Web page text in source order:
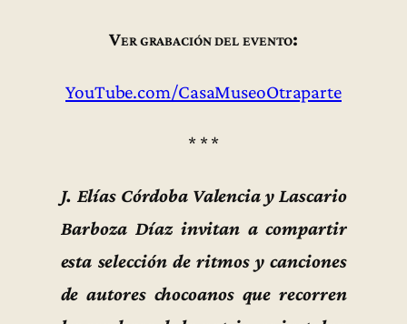
Ver grabación del evento:
YouTube.com/CasaMuseoOtraparte
* * *
J. Elías Córdoba Valencia y Lascario
Barboza Díaz invitan a compartir
esta selección de ritmos y canciones
de autores chocoanos que recorren